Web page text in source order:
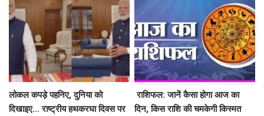
लोकल कपड़े पहनिए, दुनिया को
दिखाइए... राष्ट्रीय हथकरघा दिवस पर
​​​​​​​ राशिफल: जानें कैसा होगा आज का
दिन, किस राशि की चमकेगी किस्मत